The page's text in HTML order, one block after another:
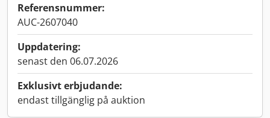
Referensnummer:
AUC-2607040
Uppdatering:
senast den 06.07.2026
Exklusivt erbjudande:
endast tillgänglig på auktion